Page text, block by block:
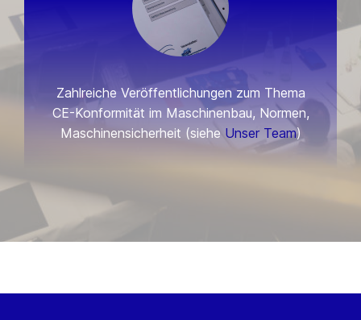
Zahlreiche Veröffentlichungen zum Thema
CE-Konformität im Maschinenbau, Normen,
Maschinensicherheit (siehe Unser Team)